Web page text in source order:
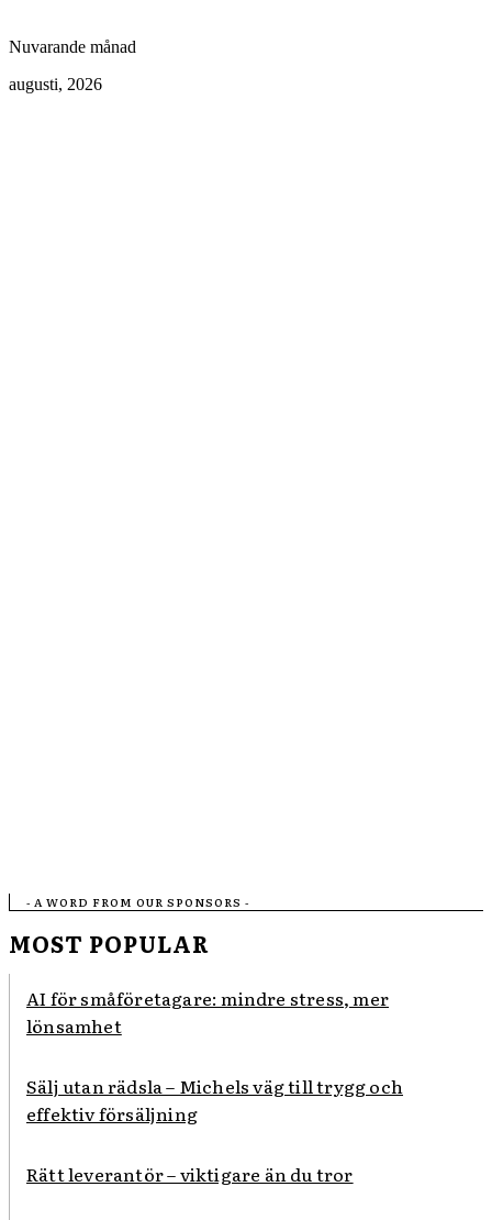
Nuvarande månad
augusti, 2026
- A WORD FROM OUR SPONSORS -
MOST POPULAR
AI för småföretagare: mindre stress, mer
lönsamhet
Sälj utan rädsla – Michels väg till trygg och
effektiv försäljning
Rätt leverantör – viktigare än du tror